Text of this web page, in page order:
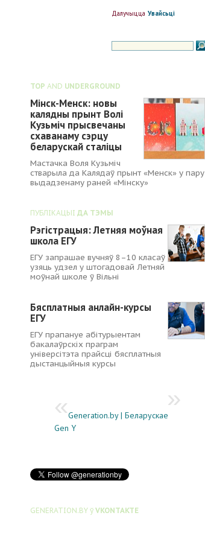
Далучыцца Увайсьці
TOP AND UNDERGROUND
Мінск-Менск: новы
калядны прынт Волі
Кузьміч прысвечаны
схаванаму сэрцу
беларускай сталіцы
Мастачка Воля Кузьміч
стварыла да Калядаў прынт «Менск» у пару
выдадзенаму раней «Мінску»
ПУБЛІКАЦЫІ ДА ТЭМЫ
Рэгістрацыя: Летняя моўная
школа ЕГУ
ЕГУ запрашае вучняў 8–10 класаў
узяць удзел у штогадовай Летняй
моўнай школе ў Вільні
Бясплатныя анлайн-курсы
ЕГУ
ЕГУ прапануе абітурыентам
бакалаўрскіх праграм
універсітэта прайсці бясплатныя
дыстанцыйныя курсы
Generation.by | Беларускае
Gen Y
GENERATION.BY ў VKONTAKTE